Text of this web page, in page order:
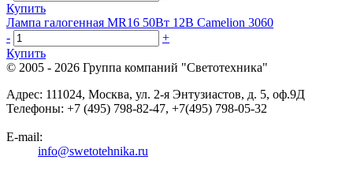
Купить
Лампа галогенная MR16 50Вт 12В Camelion 3060
-
+
Купить
© 2005 - 2026 Группа компаний "Светотехника"
Адрес: 111024, Москва, ул. 2-я Энтузиастов, д. 5, оф.9Д
Телефоны: +7 (495) 798-82-47, +7(495) 798-05-32
E-mail:
info@swetotehnika.ru